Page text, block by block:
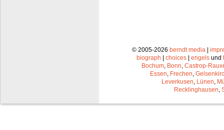
© 2005-2026 berndt media |
biograph | choices | engels und
Bochum Bonn Castrop-
Essen Frechen
Leverkusen Lünen
Recklinghausen